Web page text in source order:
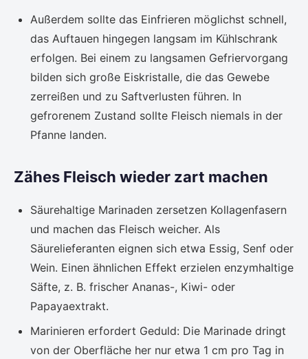
Außerdem sollte das Einfrieren möglichst schnell,
das Auftauen hingegen langsam im Kühlschrank
erfolgen. Bei einem zu langsamen Gefriervorgang
bilden sich große Eiskristalle, die das Gewebe
zerreißen und zu Saftverlusten führen. In
gefrorenem Zustand sollte Fleisch niemals in der
Pfanne landen.
Zähes Fleisch wieder zart machen
Säurehaltige Marinaden zersetzen Kollagenfasern
und machen das Fleisch weicher. Als
Säurelieferanten eignen sich etwa Essig, Senf oder
Wein. Einen ähnlichen Effekt erzielen enzymhaltige
Säfte, z. B. frischer Ananas-, Kiwi- oder
Papayaextrakt.
Marinieren erfordert Geduld: Die Marinade dringt
von der Oberfläche her nur etwa 1 cm pro Tag in